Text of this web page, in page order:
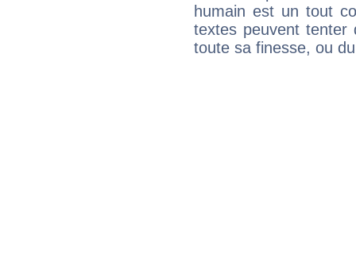
humain est un tout
textes peuvent tenter
toute sa finesse, ou